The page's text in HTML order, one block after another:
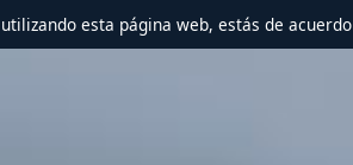
esta página web, estás de